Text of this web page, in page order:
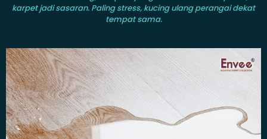
karpet jadi sasaran. Paling stress, kucing ulang perangai dekat
tempat sama.